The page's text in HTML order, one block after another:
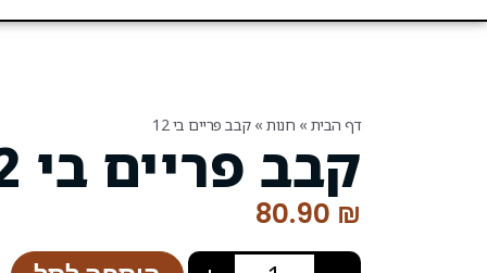
דף הבית » חנות»קבב פריים בי 12
קבב פריים בי 12
80.90 ₪